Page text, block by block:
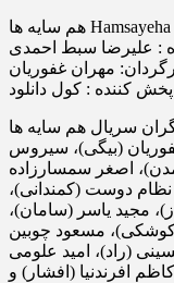
هم سایه ها Hamsayeha
: علیرضا سبط احمدی
مهران غفوریان
سریال هم سایه ها
(بیگى)، سیروس
اصغر سمسارزاده
نظام دوست (کمندانى)،
مجید یاسر (سامان)،
مسعود چوبین
(راد)، امید علومى